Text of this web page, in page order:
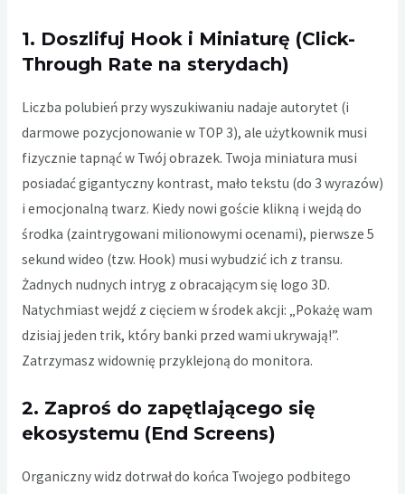
1. Doszlifuj Hook i Miniaturę (Click-
Through Rate na sterydach)
Liczba polubień przy wyszukiwaniu nadaje autorytet (i
darmowe pozycjonowanie w TOP 3), ale użytkownik musi
fizycznie tapnąć w Twój obrazek. Twoja miniatura musi
posiadać gigantyczny kontrast, mało tekstu (do 3 wyrazów)
i emocjonalną twarz. Kiedy nowi goście klikną i wejdą do
środka (zaintrygowani milionowymi ocenami), pierwsze 5
sekund wideo (tzw. Hook) musi wybudzić ich z transu.
Żadnych nudnych intryg z obracającym się logo 3D.
Natychmiast wejdź z cięciem w środek akcji: „Pokażę wam
dzisiaj jeden trik, który banki przed wami ukrywają!”.
Zatrzymasz widownię przyklejoną do monitora.
2. Zaproś do zapętlającego się
ekosystemu (End Screens)
Organiczny widz dotrwał do końca Twojego podbitego